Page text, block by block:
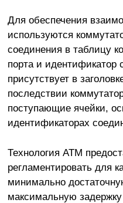
Для обеспечения
используются
соединения в таблицу
порта и идентификатор
присутствует в
последствии
поступающие ячейки,
идентификаторах
Технология ATM
регламентировать для
минимально
максимальную